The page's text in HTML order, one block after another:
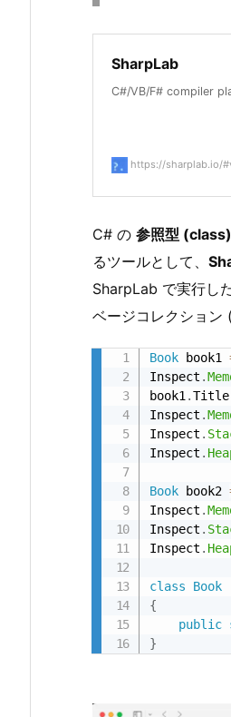
1.
ス
ク
ー
プ
現
れ
る
構
造
2.
1
-
1.
o
o
1 / b
SharpLab
C#/VB/F# compiler
https://sharplab.io/
C# の 参照型 (class)
るツールとして、
SharpLab で実行し
ベージコレクション
Book book1
Inspect .
book1 .
Inspect .
Inspect .
Inspect .
Book book2
Inspect .
Inspect .
Inspect .
class
Book
{
public
}